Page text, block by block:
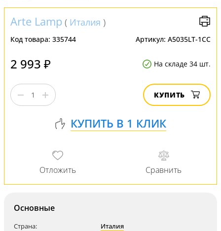
Arte Lamp ( Италия )
Код товара: 335744 Артикул: A5035LT-1CC
2 993 ₽ На складе 34 шт.
КУПИТЬ
Основные
Страна:
Италия